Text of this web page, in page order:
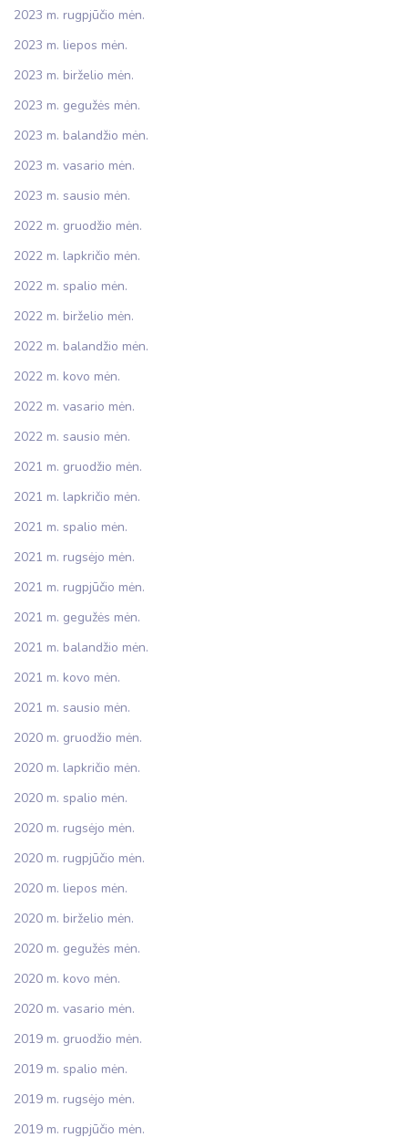
2023 m. rugpjūčio mėn.
2023 m. liepos mėn.
2023 m. birželio mėn.
2023 m. gegužės mėn.
2023 m. balandžio mėn.
2023 m. vasario mėn.
2023 m. sausio mėn.
2022 m. gruodžio mėn.
2022 m. lapkričio mėn.
2022 m. spalio mėn.
2022 m. birželio mėn.
2022 m. balandžio mėn.
2022 m. kovo mėn.
2022 m. vasario mėn.
2022 m. sausio mėn.
2021 m. gruodžio mėn.
2021 m. lapkričio mėn.
2021 m. spalio mėn.
2021 m. rugsėjo mėn.
2021 m. rugpjūčio mėn.
2021 m. gegužės mėn.
2021 m. balandžio mėn.
2021 m. kovo mėn.
2021 m. sausio mėn.
2020 m. gruodžio mėn.
2020 m. lapkričio mėn.
2020 m. spalio mėn.
2020 m. rugsėjo mėn.
2020 m. rugpjūčio mėn.
2020 m. liepos mėn.
2020 m. birželio mėn.
2020 m. gegužės mėn.
2020 m. kovo mėn.
2020 m. vasario mėn.
2019 m. gruodžio mėn.
2019 m. spalio mėn.
2019 m. rugsėjo mėn.
2019 m. rugpjūčio mėn.